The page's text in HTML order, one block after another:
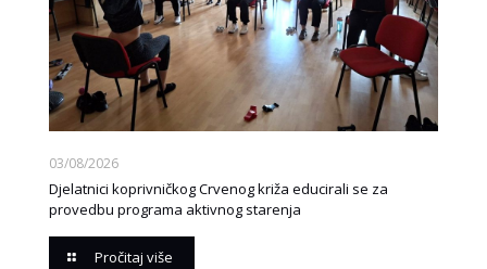
03/08/2026
Djelatnici koprivničkog Crvenog križa educirali se za
provedbu programa aktivnog starenja
Pročitaj više